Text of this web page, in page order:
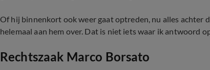
Of hij binnenkort ook weer gaat optreden, nu alles achter
helemaal aan hem over. Dat is niet iets waar ik antwoord
Rechtszaak Marco Borsato